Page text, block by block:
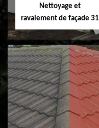
Nettoyage et
ravalement de façade 31
Nettoyage et
ravalement de
façade 31